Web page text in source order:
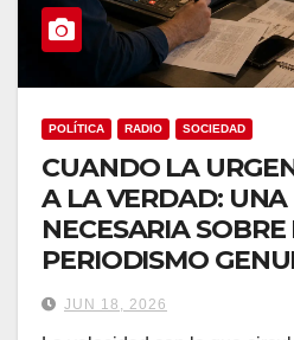
POLÍTICA RADIO SOCIEDAD
CUANDO LA
A LA VERDAD: UNA
NECESARIA
PERIODISMO
JUN 18, 2026